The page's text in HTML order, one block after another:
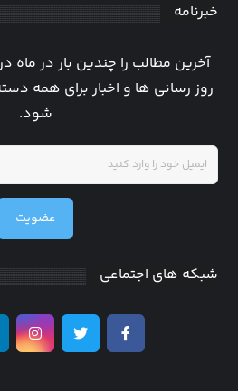
خبرنامه
آخرین مطالب را چندین بار در ماه
روز رسانی ها و اخبار برای همه
شود.
عضویت
شبکه های اجتماعی